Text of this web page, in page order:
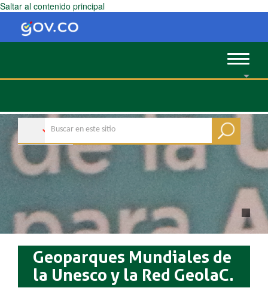
Saltar al contenido principal
Toggle
Geoparques Mundiales de
la Unesco y la Red GeolaC.